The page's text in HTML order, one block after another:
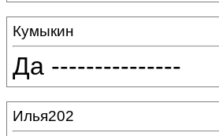
Кумыкин
Да ---------------
Илья202